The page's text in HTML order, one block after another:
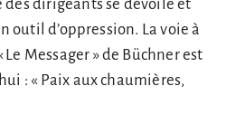
des dirigeants se dévoile et
outil d’oppression. La voie à
Messager » de Büchner est
: « Paix aux chaumières,